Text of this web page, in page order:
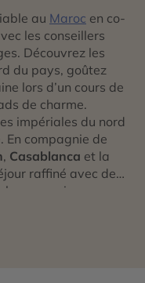
au Maroc en co-
les conseillers
Découvrez les
du pays, goûtez
lors d’un cours de
de charme.
impériales du nord
compagnie de
, Casablanca et la
raffiné avec des
excursions au